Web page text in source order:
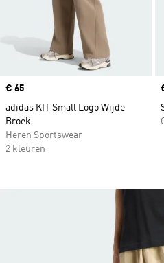
Price
€ 65
adidas KIT Small Logo Wijde
Broek
Heren Sportswear
2 kleuren